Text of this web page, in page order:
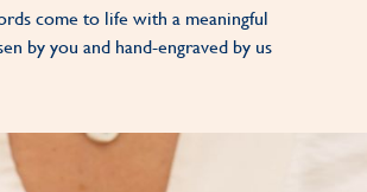
come to life with a meaningful
by you and hand-engraved by us